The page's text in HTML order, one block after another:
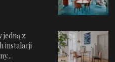
jedną z
instalacji